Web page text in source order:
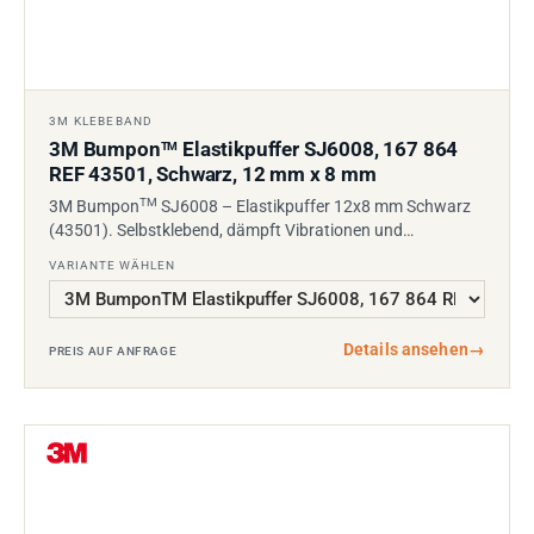
3M KLEBEBAND
3M BumponTM Elastikpuffer SJ6008, 167 864
REF 43501, Schwarz, 12 mm x 8 mm
3M BumponTM SJ6008 – Elastikpuffer 12x8 mm Schwarz
(43501). Selbstklebend, dämpft Vibrationen und…
VARIANTE WÄHLEN
PREIS AUF ANFRAGE Details ansehen→